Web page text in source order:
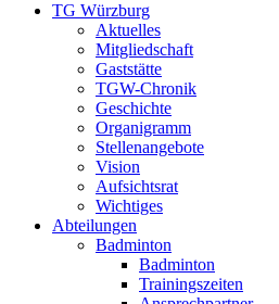
TG Würzburg
Aktuelles
Mitgliedschaft
Gaststätte
TGW-Chronik
Geschichte
Organigramm
Stellenangebote
Vision
Aufsichtsrat
Wichtiges
Abteilungen
Badminton
Badminton
Trainingszeiten